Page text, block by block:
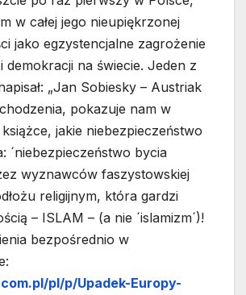
w całej jego nieupiękrzonej
jako egzystencjalne zagrożenie
demokracji na świecie. Jeden z
„Jan Sobiesky – Austriak
pokazuje nam w
jakie niebezpieczeństwo
´niebezpieczeństwo bycia
wyznawców faszystowskiej
religijnym, która gardzi
– ISLAM – (a nie ´islamizm´)!
bezpośrednio w
pl/p/Upadek-Europy-